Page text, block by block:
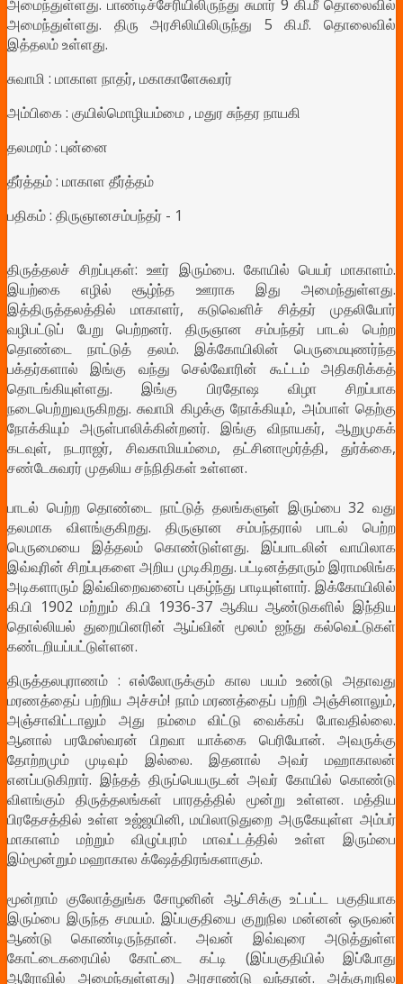
அமைந்துள்ளது. பாண்டிச்சேரியிலிருந்து சுமார் 9 கி.மீ தொலைவில்
அமைந்துள்ளது. திரு அரசிலியிலிருந்து 5 கி.மீ. தொலைவில்
இத்தலம் உள்ளது.
சுவாமி : மாகாள நாதர், மகாகாளேசுவரர்
அம்பிகை : குயில்மொழியம்மை , மதுர சுந்தர நாயகி
தலமரம் : புன்னை
தீர்த்தம் : மாகாள தீர்த்தம்
பதிகம் : திருஞானசம்பந்தர் - 1
திருத்தலச் சிறப்புகள்: ஊர் இரும்பை. கோயில் பெயர் மாகாளம்.
இயற்கை எழில் சூழ்ந்த ஊராக இது அமைந்துள்ளது.
இத்திருத்தலத்தில் மாகாளர், கடுவெளிச் சித்தர் முதலியோர்
வழிபட்டுப் பேறு பெற்றனர். திருஞான சம்பந்தர் பாடல் பெற்ற
தொண்டை நாட்டுத் தலம். இக்கோயிலின் பெருமையுணர்ந்த
பக்தர்களால் இங்கு வந்து செல்வோரின் கூட்டம் அதிகரிக்கத்
தொடங்கியுள்ளது. இங்கு பிரதோஷ விழா சிறப்பாக
நடைபெற்றுவருகிறது. சுவாமி கிழக்கு நோக்கியும், அம்பாள் தெற்கு
நோக்கியும் அருள்பாலிக்கின்றனர். இங்கு விநாயகர், ஆறுமுகக்
கடவுள், நடராஜர், சிவகாமியம்மை, தட்சினாமூர்த்தி, துர்க்கை,
சண்டேசுவரர் முதலிய சந்நிதிகள் உள்ளன.
பாடல் பெற்ற தொண்டை நாட்டுத் தலங்களுள் இரும்பை 32 வது
தலமாக விளங்குகிறது. திருஞான சம்பந்தரால் பாடல் பெற்ற
பெருமையை இத்தலம் கொண்டுள்ளது. இப்பாடலின் வாயிலாக
இவ்வுரின் சிறப்புகளை அறிய முடிகிறது. பட்டினத்தாரும் இராமலிங்க
அடிகளாரும் இவ்விறைவனைப் புகழ்ந்து பாடியுள்ளார். இக்கோயிலில்
கி.பி 1902 மற்றும் கி.பி 1936-37 ஆகிய ஆண்டுகளில் இந்திய
தொல்லியல் துறையினரின் ஆய்வின் மூலம் ஐந்து கல்வெட்டுகள்
கண்டறியப்பட்டுள்ளன.
திருத்தலபுராணம் : எல்லோருக்கும் கால பயம் உண்டு அதாவது
மரணத்தைப் பற்றிய அச்சம்! நாம் மரணத்தைப் பற்றி அஞ்சினாலும்,
அஞ்சாவிட்டாலும் அது நம்மை விட்டு வைக்கப் போவதில்லை.
ஆனால் பரமேஸ்வரன் பிறவா யாக்கை பெரியோன். அவருக்கு
தோற்றமும் முடிவும் இல்லை. இதனால் அவர் மஹாகாலன்
எனப்படுகிறார். இந்தத் திருப்பெயருடன் அவர் கோயில் கொண்டு
விளங்கும் திருத்தலங்கள் பாரதத்தில் மூன்று உள்ளன. மத்திய
பிரதேசத்தில் உள்ள உஜ்ஜயினி, மயிலாடுதுறை அருகேயுள்ள அம்பர்
மாகாளம் மற்றும் விழுப்புரம் மாவட்டத்தில் உள்ள இரும்பை
இம்மூன்றும் மஹாகால க்ஷேத்திரங்களாகும்.
மூன்றாம் குலோத்துங்க சோழனின் ஆட்சிக்கு உட்பட்ட பகுதியாக
இரும்பை இருந்த சமயம். இப்பகுதியை குறுநில மன்னன் ஒருவன்
ஆண்டு கொண்டிருந்தான். அவன் இவ்வுரை அடுத்துள்ள
கோட்டைகரையில் கோட்டை கட்டி (இப்பகுதியில் இப்போது
ஆரோவில் அமைந்துள்ளது) அரசாண்டு வந்தான். அக்குறுநில